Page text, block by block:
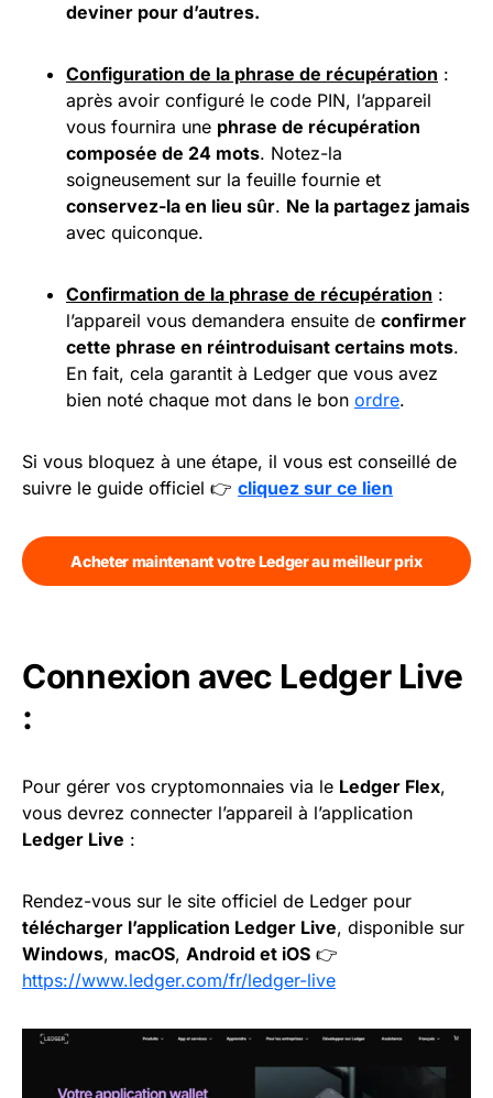
deviner pour d’autres.
Configuration de la phrase de récupération :
après avoir configuré le code PIN, l’appareil
vous fournira une phrase de récupération
composée de 24 mots. Notez-la
soigneusement sur la feuille fournie et
conservez-la en lieu sûr. Ne la partagez jamais
avec quiconque.
Confirmation de la phrase de récupération :
l’appareil vous demandera ensuite de confirmer
cette phrase en réintroduisant certains mots.
En fait, cela garantit à Ledger que vous avez
bien noté chaque mot dans le bon ordre.
Si vous bloquez à une étape, il vous est conseillé de
suivre le guide officiel 👉 cliquez sur ce lien
Acheter maintenant votre Ledger au meilleur prix
Connexion avec Ledger Live
:
Pour gérer vos cryptomonnaies via le Ledger Flex,
vous devrez connecter l’appareil à l’application
Ledger Live :
Rendez-vous sur le site officiel de Ledger pour
télécharger l’application Ledger Live, disponible sur
Windows, macOS, Android et iOS 👉
https://www.ledger.com/fr/ledger-live